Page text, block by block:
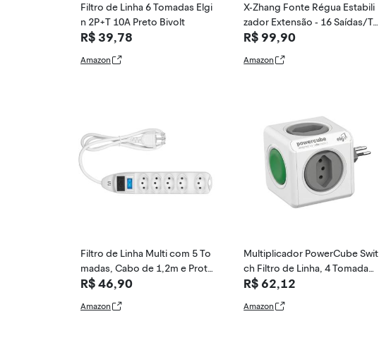
Filtro de Linha 6 Tomadas Elgi
n 2P+T 10A Preto Bivolt
R$ 39,78
Amazon
X-Zhang Fonte Régua Estabili
zador Extensão - 16 Saídas/T
omadas 3000W
R$ 99,90
Amazon
Filtro de Linha Multi com 5 To
madas, Cabo de 1,2m e Prote
ção Contra Sobretensão Bran
R$ 46,90
Amazon
Multiplicador PowerCube Swit
ch Filtro de Linha, 4 Tomadas
Bivolt Automático Botão Lig
co, PWC-R4SW, ELG
R$ 62,12
Amazon